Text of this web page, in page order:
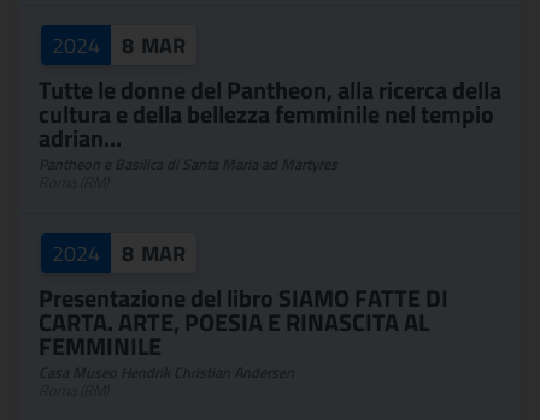
2024 8 MAR
Tutte le donne del Pantheon, alla ricerca della
cultura e della bellezza femminile nel tempio
adrian...
2024 8 MAR
Presentazione del libro SIAMO FATTE DI
CARTA. ARTE, POESIA E RINASCITA AL
FEMMINILE